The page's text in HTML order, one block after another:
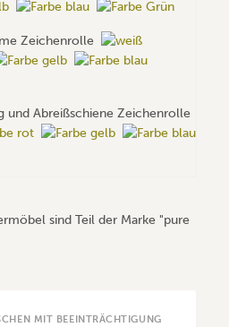
sind Teil der Marke "pure
MIT BEEINTRÄCHTIGUNG